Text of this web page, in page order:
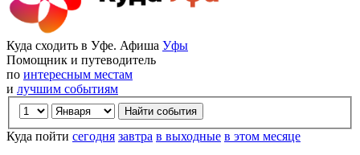
Куда сходить в Уфе. Афиша Уфы
Помощник и путеводитель
по интересным местам
и лучшим событиям
Куда пойти сегодня завтра в выходные в этом месяце